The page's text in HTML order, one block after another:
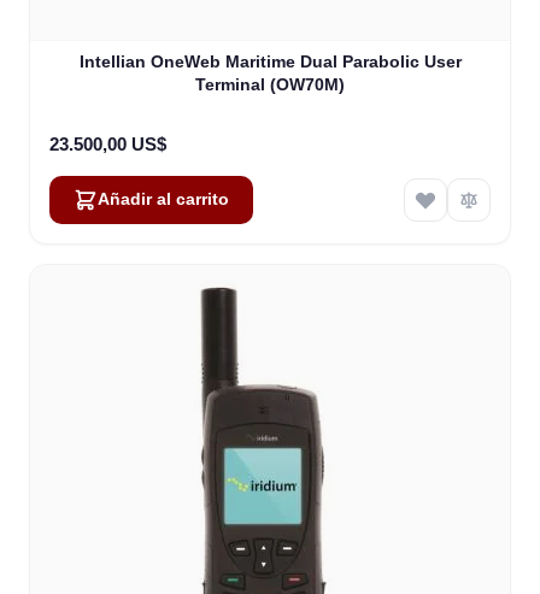
Intellian OneWeb Maritime Dual Parabolic User
Terminal (OW70M)
23.500,00 US$
Añadir al carrito